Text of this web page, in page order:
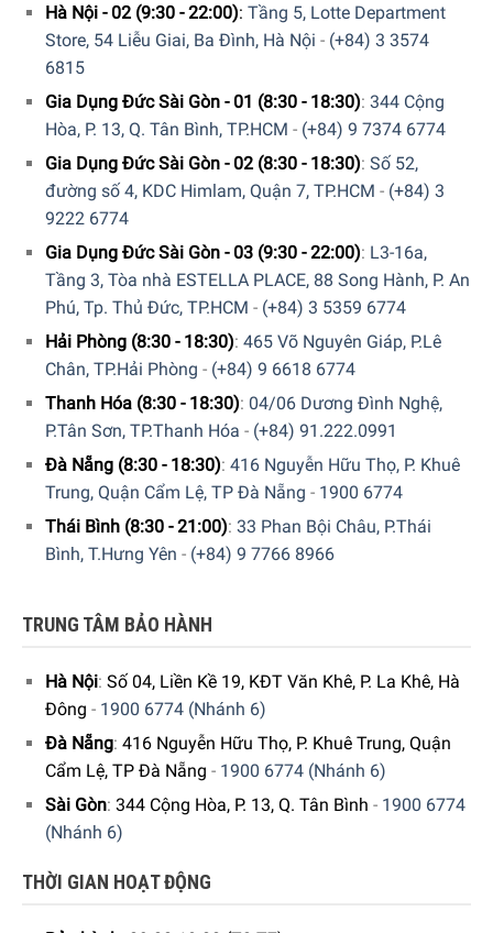
Bảo hành bằng thẻ bảo hành chính hãng từ công ty.
Hàng đúng nguồn gốc, chính hãng, nhập khẩu Đức &
EU.
Ngoài ra, Quý khách có thể tham khảo thêm các sản
phẩm khác. Tại đây
Thêm vào đó, chúng tôi cũng có kênh
bị Đồ gia dụng. Quý khách có thể tham khảo tại đây.
5/5 - (1 bình chọn)
Hà Nội - 02 (9:30 - 22:00): Tầng 5, Lotte Department
Store, 54 Liễu Giai, Ba Đình, Hà Nội - (+84) 3 3574
6815
Gia Dụng Đức Sài Gòn - 01 (8:30 - 18:30): 344 Cộng
Hòa, P. 13, Q. Tân Bình, TP.HCM - (+84) 9 7374 6774
Gia Dụng Đức Sài Gòn - 02 (8:30 - 18:30): Số 52,
đường số 4, KDC Himlam, Quận 7, TP.HCM - (+84) 3
9222 6774
Gia Dụng Đức Sài Gòn - 03 (9:30 - 22:00): L3-16a,
Tầng 3, Tòa nhà ESTELLA PLACE, 88 Song Hành, P. An
Phú, Tp. Thủ Đức, TP.HCM - (+84) 3 5359 6774
Hải Phòng (8:30 - 18:30): 465 Võ Nguyên Giáp, P.Lê
Chân, TP.Hải Phòng - (+84) 9 6618 6774
Thanh Hóa (8:30 - 18:30): 04/06 Dương Đình Nghệ,
P.Tân Sơn, TP.Thanh Hóa - (+84) 91.222.0991
Đà Nẵng (8:30 - 18:30): 416 Nguyễn Hữu Thọ, P. Khuê
Trung, Quận Cẩm Lệ, TP Đà Nẵng - 1900 6774
Thái Bình (8:30 - 21:00): 33 Phan Bội Châu, P.Thái
Bình, T.Hưng Yên - (+84) 9 7766 8966
TRUNG TÂM BẢO HÀNH
Hà Nội: Số 04, Liền Kề 19, KĐT Văn Khê, P. La Khê, Hà
Đông - 1900 6774 (Nhánh 6)
Đà Nẵng: 416 Nguyễn Hữu Thọ, P. Khuê Trung, Quận
Cẩm Lệ, TP Đà Nẵng - 1900 6774 (Nhánh 6)
Sài Gòn: 344 Cộng Hòa, P. 13, Q. Tân Bình - 1900 6774
(Nhánh 6)
THỜI GIAN HOẠT ĐỘNG